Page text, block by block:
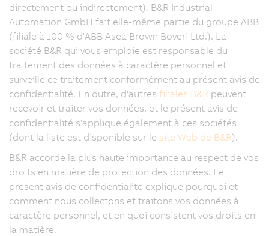
directement ou indirectement). B&R Industrial
Automation GmbH fait elle-même partie du groupe ABB
(filiale à 100 % d'ABB Asea Brown Boveri Ltd.). La
société B&R qui vous emploie est responsable du
traitement des données à caractère personnel et
surveille ce traitement conformément au présent avis de
confidentialité. En outre, d'autres filiales B&R peuvent
recevoir et traiter vos données, et le présent avis de
confidentialité s'applique également à ces sociétés
(dont la liste est disponible sur le site Web de B&R).
B&R accorde la plus haute importance au respect de vos
droits en matière de protection des données. Le
présent avis de confidentialité explique pourquoi et
comment nous collectons et traitons vos données à
caractère personnel, et en quoi consistent vos droits en
la matière.